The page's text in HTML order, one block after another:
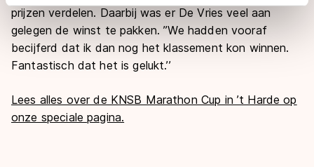
adequaat beschermingsniveau geldt volgens de GDPR.
Door op ‘Toestaan’ te klikken, stemt u in met deze
overdracht. Meer informatie vindt u in ons cookiebeleid
prijzen verdelen. Daarbij was er De Vries veel aan
gelegen de winst te pakken. ’’We hadden vooraf
becijferd dat ik dan nog het klassement kon winnen.
Fantastisch dat het is gelukt.’’
Lees alles over de KNSB Marathon Cup in ’t Harde op
onze speciale pagina.